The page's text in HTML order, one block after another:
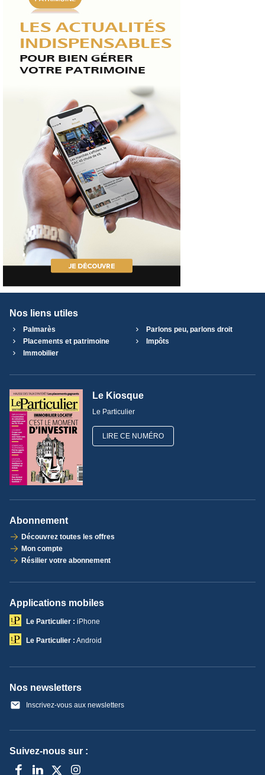
Nos liens utiles
Palmarès
Parlons peu, parlons droit
Placements et patrimoine
Impôts
Immobilier
Le Kiosque
Le Particulier
LIRE CE NUMÉRO
Abonnement
Découvrez toutes les offres
Mon compte
Résilier votre abonnement
Applications mobiles
Le Particulier : iPhone
Le Particulier : Android
Nos newsletters
Inscrivez-vous aux newsletters
Suivez-nous sur :